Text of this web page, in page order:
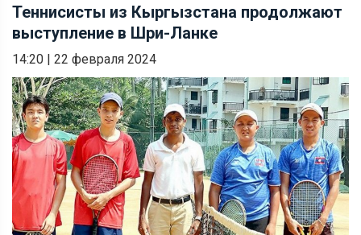
Теннисисты из Кыргызстана продолжают
выступление в Шри-Ланке
14:20 | 22 февраля 2024